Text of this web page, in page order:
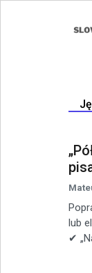
lub
✔